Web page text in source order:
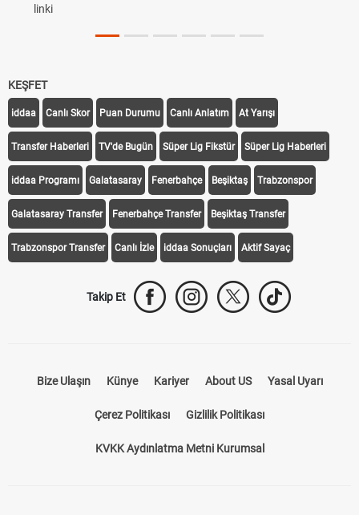
linki
KEŞFET
iddaa Canlı Skor Puan Durumu Canlı Anlatım At Yarışı
Transfer Haberleri TV'de Bugün Süper Lig Fikstür Süper Lig Haberleri
iddaa Programı Galatasaray Fenerbahçe Beşiktaş Trabzonspor
Galatasaray Transfer Fenerbahçe Transfer Beşiktaş Transfer
Trabzonspor Transfer Canlı İzle iddaa Sonuçları Aktif Sayaç
Takip Et
Bize Ulaşın Künye Kariyer About US Yasal Uyarı
Çerez Politikası Gizlilik Politikası
KVKK Aydınlatma Metni Kurumsal